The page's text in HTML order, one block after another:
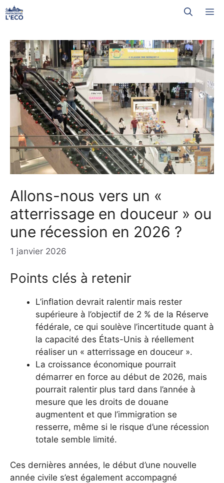
Aller
au
Allons-nous vers un «
atterrissage en douceur » ou
une récession en 2026 ?
1 janvier 2026
Points clés à retenir
L’inflation devrait ralentir mais rester
supérieure à l’objectif de 2 % de la Réserve
fédérale, ce qui soulève l’incertitude quant à
la capacité des États-Unis à réellement
réaliser un « atterrissage en douceur ».
La croissance économique pourrait
démarrer en force au début de 2026, mais
pourrait ralentir plus tard dans l’année à
mesure que les droits de douane
augmentent et que l’immigration se
resserre, même si le risque d’une récession
totale semble limité.
Ces dernières années, le début d’une nouvelle
année civile s’est également accompagné